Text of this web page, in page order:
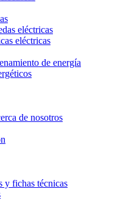
eléctricas
eléctricas
de energía
de nosotros
y fichas técnicas